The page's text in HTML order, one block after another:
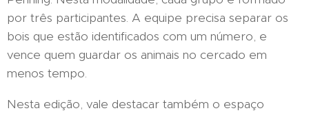
por três participantes. A equipe precisa separar os
bois que estão identificados com um número, e
vence quem guardar os animais no cercado em
menos tempo.
Nesta edição, vale destacar também o espaço